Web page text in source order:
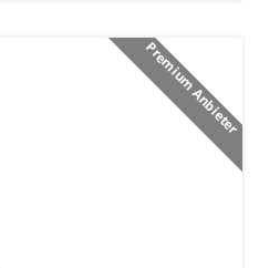
Premium Anbieter